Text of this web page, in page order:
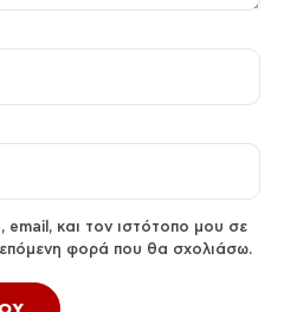
και τον ιστότοπο μου σε
φορά που θα σχολιάσω.